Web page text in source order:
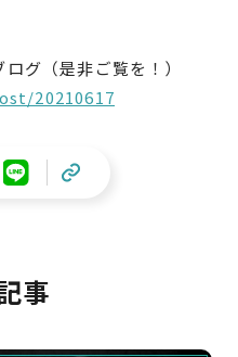
グ（是非ご覧を！）
20210617
事